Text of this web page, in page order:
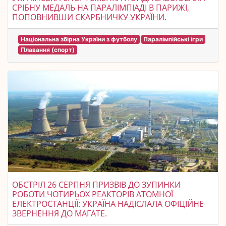
СРІБНУ МЕДАЛЬ НА ПАРАЛІМПІАДІ В ПАРИЖІ,
ПОПОВНИВШИ СКАРБНИЧКУ УКРАЇНИ.
Національна збірна України з футболу
Паралімпійські ігри
Плавання (спорт)
ОБСТРІЛ 26 СЕРПНЯ ПРИЗВІВ ДО ЗУПИНКИ
РОБОТИ ЧОТИРЬОХ РЕАКТОРІВ АТОМНОЇ
ЕЛЕКТРОСТАНЦІЇ: УКРАЇНА НАДІСЛАЛА ОФІЦІЙНЕ
ЗВЕРНЕННЯ ДО МАГАТЕ.